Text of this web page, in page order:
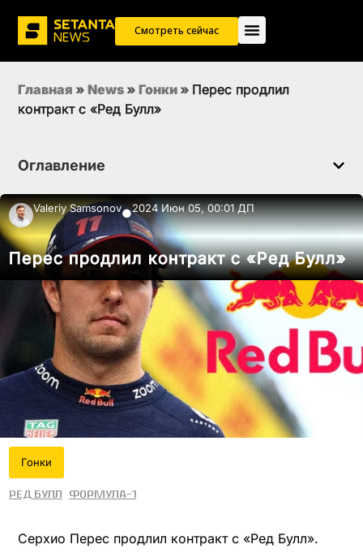
Смотреть сейчас
Главная » News » Гонки » Перес продлил
контракт с «Ред Булл»
Оглавление
Valeriy Samsonov●2024 Июн 05, 00:01 ДП
Перес продлил контракт с «Ред Булл»
Гонки
Ред Булл Формула-1
Серхио Перес продлил контракт с «Ред Булл».